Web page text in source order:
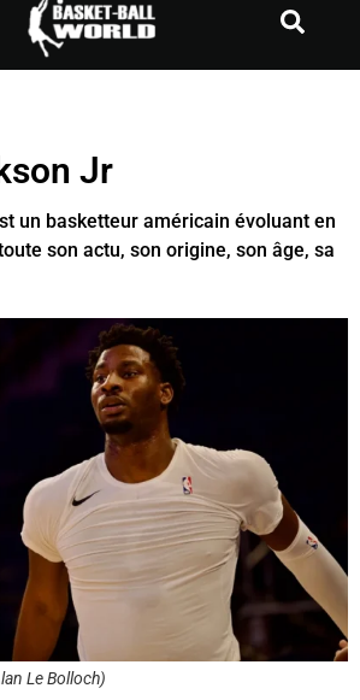
Jr
un basketteur américain évoluant en
son actu, son origine, son âge, sa
Le Bolloch)